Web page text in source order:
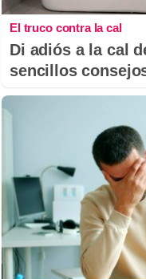
El truco contra la cal
Di adiós a la cal
sencillos